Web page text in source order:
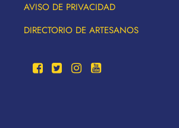
AVISO DE PRIVACIDAD
DIRECTORIO DE ARTESANOS